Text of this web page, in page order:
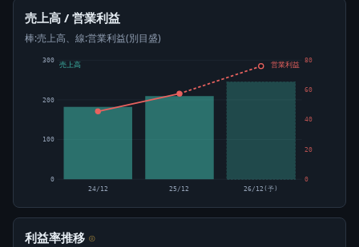
売上高 / 営業利益
棒:売上高、線:営業利益(別目盛)
0
100
200
300
0
20
40
60
80
24/12 25/12 26/12(予)
売上高 営業利益
利益率推移 ⊙